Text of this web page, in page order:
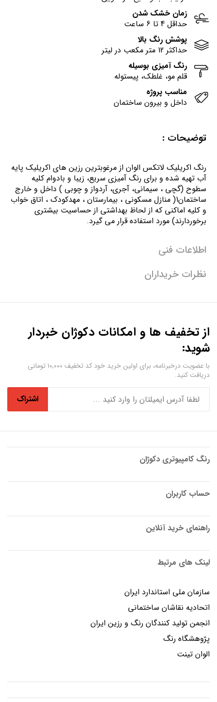
زمان خشک شدن
حداقل 4 تا 6 ساعت
پوشش رنگ بالا
حداکثر 12 متر مکعب در لیتر
رنگ آمیزی بوسیله
قلم مو، غلطک، پیستوله
مناسب پروژه
داخل و بیرون ساختمان
توضیحات :
رنگ اكريليك لاتكس الوان از مرغوبترين رزين هاي اكريليك پايه
آب تهيه شده و برای رنگ آمیزی سریع، زیبا و بادوام کلیه
سطوح (گچی ، سیمانی، آجری، آردواز و چوبی ) داخل و خارج
ساختمان1( منازل مسكوني ، بيمارستان ، مهدكودك ، اتاق خواب
و كليه اماكني كه از لحاظ بهداشتي از حساسيت بيشتري
برخوردارند) مورد استفاده قرار می گیرد.
اطلاعات فنی
نظرات خریداران
از تخفیف ها و امکانات دکوژان خبردار
شوید:
با عضویت درخبرنامه، برای اولین خرید خود کد تخفیف ۱۰,۰۰۰ تومانی
دریافت کنید.
اشتراک
رنگ کامپیوتری دکوژان
حساب کاربران
راهنمای خرید آنلاین
لینک های مرتبط
سازمان ملی استاندارد ایران
اتحادیه نقاشان ساختمانی
انجمن توليد كنندگان رنگ و رزين ايران
پژوهشگاه رنگ
الوان تینت